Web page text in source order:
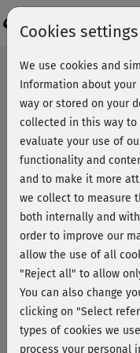
Ernährung
Cookies settings
We use cookies and
Information about
way or stored on your
collected in this way to
evaluate your use of
functionality and
and to make it more
we collect to measure
both internally and
order to improve our
allow the use of all
"Reject all" to allow
You can also change
clicking on "Select
types of cookies we
process your personal